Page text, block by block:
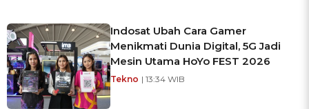
Indosat Ubah Cara Gamer
Menikmati Dunia Digital, 5G Jadi
Mesin Utama HoYo FEST 2026
Tekno | 13:34 WIB